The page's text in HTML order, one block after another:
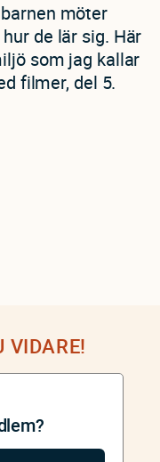
möter
de lär sig. Här
som jag kallar
filmer, del 5.
VIDARE!